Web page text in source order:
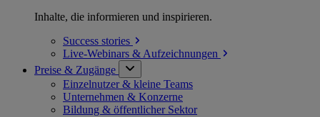
Inhalte, die informieren und inspirieren.
Success stories
Live-Webinars & Aufzeichnungen
Preise & Zugänge
Einzelnutzer & kleine Teams
Unternehmen & Konzerne
Bildung & öffentlicher Sektor